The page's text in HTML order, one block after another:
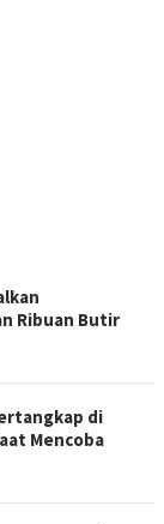
Ribuan Butir
di
Mencoba